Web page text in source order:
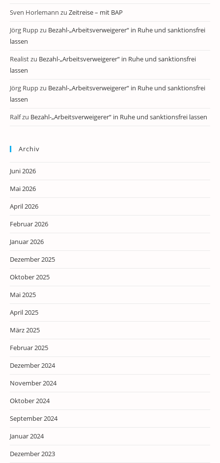
Sven Horlemann zu Zeitreise – mit BAP
Jörg Ruppzu Bezahl-„Arbeitsverweigerer“ in Ruhe und sanktionsfrei
lassen
Realistzu Bezahl-„Arbeitsverweigerer“ in Ruhe und sanktionsfrei
lassen
Jörg Ruppzu Bezahl-„Arbeitsverweigerer“ in Ruhe und sanktionsfrei
lassen
Ralfzu Bezahl-„Arbeitsverweigerer“ in Ruhe und sanktionsfrei lassen
Archiv
Juni 2026
Mai 2026
April 2026
Februar 2026
Januar 2026
Dezember 2025
Oktober 2025
Mai 2025
April 2025
März 2025
Februar 2025
Dezember 2024
November 2024
Oktober 2024
September 2024
Januar 2024
Dezember 2023